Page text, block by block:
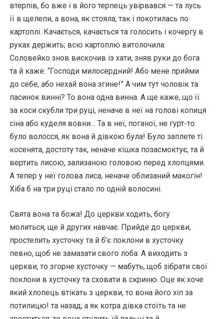
втерпів, бо вже і в його терпець увірвався — та лусь
її в щелепи, а вона, як стояла, так і покотилась по
картоплі. Качається, качається та голосить і кочергу в
руках держить; всю картоплю витолочила.
Соловейко знов вискочив із хати, зняв руки до бога
та й каже: “Господи милосердний! Або мене прийми
до себе, або нехай вона згине!” А чим тут чоловік та
пасинок винні? То вона одна винна. А ще каже, що її
за коси скубли три руці, неначе в неї на голові копиця
сіна або куделя вовни… Та в неї, поганої, не гурт-то
було волосся, як вона й дівкою була! Було заплете ті
косенята, достоту так, неначе кішка позасмоктує, та й
вертить лисою, зализаною головою перед хлопцями.
А тепер у неї голова лиса, неначе облизаний макогін!
Хіба б на три руці стало по одній волосині.
Свята вона та божа! До церкви ходить, богу
молиться, ще й других навчає. Прийде до церкви,
простелить хусточку та й б’є поклони в хусточку
певно, щоб не замазати свого лоба. А виходить з
церкви, то згорне хусточку — мабуть, щоб зібрати свої
поклони в хусточку та сховати в скриню. Оце як хоче
який хлопець втікать з церкви, то вона його хіп за
потилицю! та назад; а як котра дівка стоїть та не